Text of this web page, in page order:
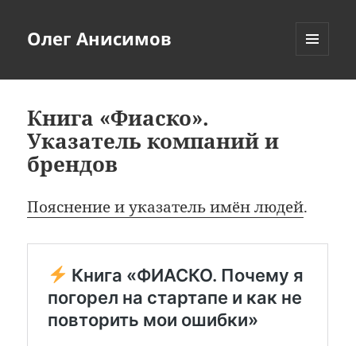
Олег Анисимов
Книга «Фиаско».
Указатель компаний и
брендов
Пояснение и указатель имён людей.